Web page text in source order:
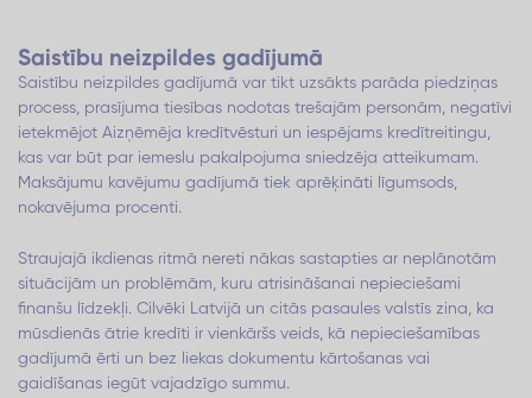
Saistību neizpildes gadījumā
Saistību neizpildes gadījumā var tikt uzsākts parāda piedziņas
process, prasījuma tiesības nodotas trešajām personām, negatīvi
ietekmējot Aizņēmēja kredītvēsturi un iespējams kredītreitingu,
kas var būt par iemeslu pakalpojuma sniedzēja atteikumam.
Maksājumu kavējumu gadījumā tiek aprēķināti līgumsods,
nokavējuma procenti.
Straujajā ikdienas ritmā nereti nākas sastapties ar neplānotām
situācijām un problēmām, kuru atrisināšanai nepieciešami
finanšu līdzekļi. Cilvēki Latvijā un citās pasaules valstīs zina, ka
mūsdienās ātrie kredīti ir vienkāršs veids, kā nepieciešamības
gadījumā ērti un bez liekas dokumentu kārtošanas vai
gaidīšanas iegūt vajadzīgo summu.